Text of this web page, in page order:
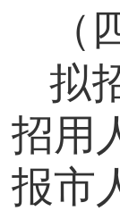
（
拟
招用
报市